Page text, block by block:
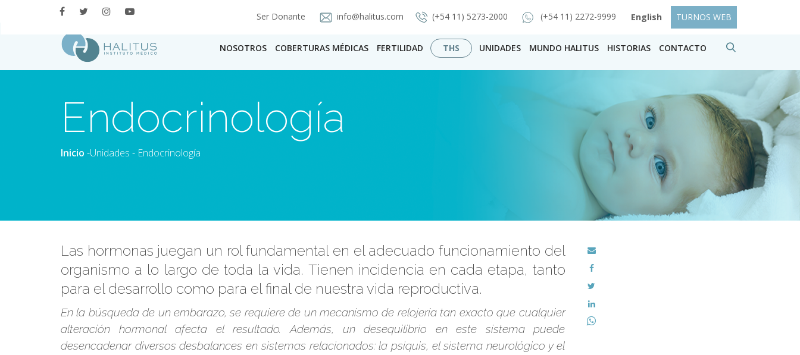
Ser Donante info@halitus.com (+54 11) 5273-2000 (+54 11) 2272-9999 English TURNOS WEB
NOSOTROS COBERTURAS MÉDICAS FERTILIDAD THS UNIDADES MUNDO HALITUS HISTORIAS CONTACTO
Endocrinología
Inicio -Unidades - Endocrinología
Las hormonas juegan un rol fundamental en el adecuado funcionamiento del
organismo a lo largo de toda la vida. Tienen incidencia en cada etapa, tanto
para el desarrollo como para el final de nuestra vida reproductiva.
En la búsqueda de un embarazo, se requiere de un mecanismo de relojería tan exacto que cualquier
alteración hormonal afecta el resultado. Además, un desequilibrio en este sistema puede
desencadenar diversos desbalances en sistemas relacionados: la psiquis, el sistema neurológico y el